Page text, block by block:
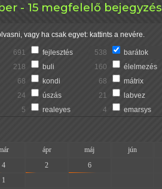
- 15 megfelelő bejegyzés
vagy ha csak egyet: kattints a nevére.
691 fejlesztés 538 barátok
218 buli 160 élelmezés
68 kondi 68 mátrix
24 úszás 21 labvez
5 realeyes 4
emarsys
ápr máj jún
4 2 6
1